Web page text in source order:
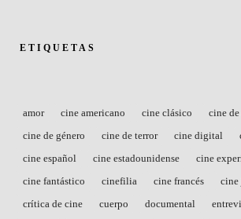
ETIQUETAS
amor cine americano cine clásico
cine
cine de género
cine de terror cine digital
cine español
cine estadounidense
cine
cine fantástico
cinefilia cine francés
cine
crítica de cine
cuerpo documental